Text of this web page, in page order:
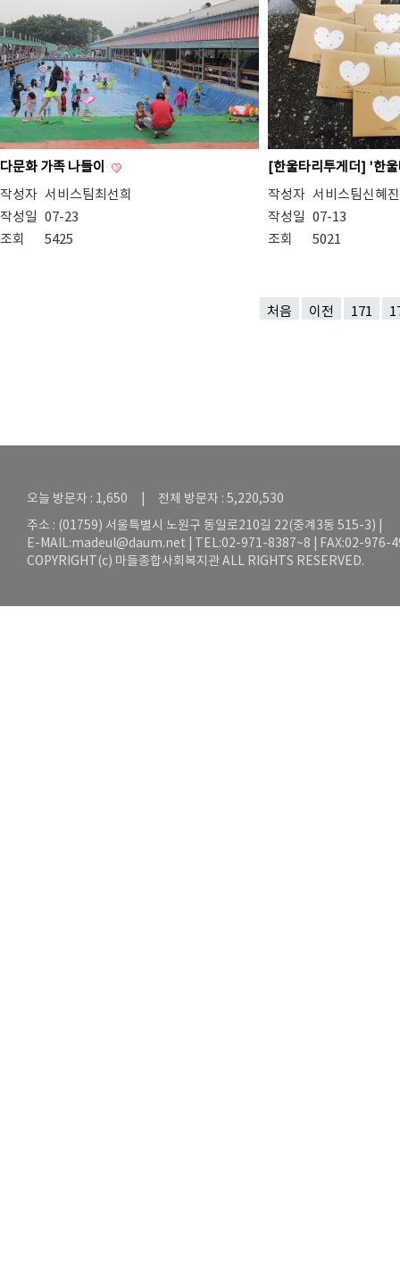
다문화 가족 나들이
작성자 서비스팀최선희
작성일 07-23
조회
5425
[한울타리투게더] '한
작성자 서비스팀신혜진
작성일 07-13
조회
5021
처음 이전 171
오늘 방문자 : 1,650 | 전체 방문자 : 5,220,530
주소 : (01759) 서울특별시 노원구 동일로210길 22(중계3동 515-3) |
E-MAIL:madeul@daum.net | TEL:02-971-8387~8 | FAX:02-976-
COPYRIGHT(c) 마들종합사회복지관 ALL RIGHTS RESERVED.